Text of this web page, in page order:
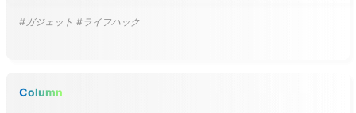
#ガジェット #ライフハック
Column